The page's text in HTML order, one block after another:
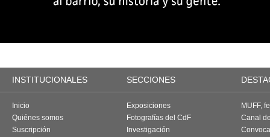
INSTITUCIONALES SECCIONES
Inicio
Quiénes somos
Suscripción
Exposiciones
Fotografías del CdF
Investigación
MUFF,
Canal